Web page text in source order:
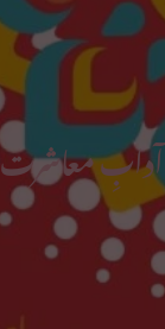
آدابِ